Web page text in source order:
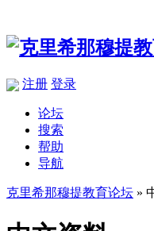
注册 登录
论坛
搜索
帮助
导航
克里希那穆提教育论坛 »